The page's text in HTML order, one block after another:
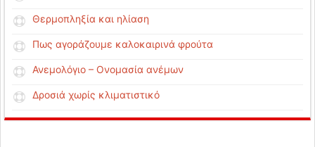
Θερμοπληξία και ηλίαση
Πως αγοράζουμε καλοκαιρινά φρούτα
Ανεμολόγιο – Ονομασία ανέμων
Δροσιά χωρίς κλιματιστικό